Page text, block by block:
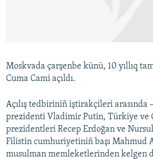
RFE/RS bütün saytları
Moskvada çarşenbe künü, 10 yıllıq
Cuma Cami açıldı.
Açılış tedbiriniñ iştirakçileri arasında
prezidenti Vladimir Putin, Türkiye ve
prezidentleri Recep Erdoğan ve
Filistin cumhuriyetiniñ başı Mahmud
musulman memleketlerinden kelgen